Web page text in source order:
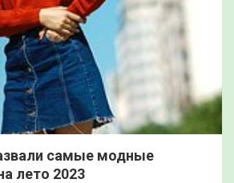
самые модные
лето 2023